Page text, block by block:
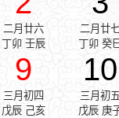
二月廿六
丁卯 壬辰
二月廿
丁卯 癸
9
三月初四
戊辰 己亥
10
三月初
戊辰 庚